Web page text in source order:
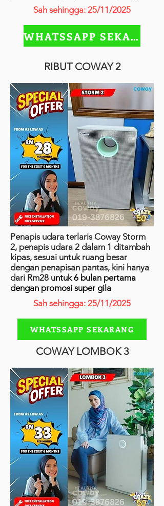
Sah sehingga: 25/11/2025
WHATSSAPP SEKARANG
RIBUT COWAY 2
Penapis udara terlaris Coway Storm
2, penapis udara 2 dalam 1 ditambah
kipas, sesuai untuk ruang besar
dengan penapisan pantas, kini hanya
dari Rm28 untuk 6 bulan pertama
dengan promosi super gila
Sah sehingga: 25/11/2025
WHATSSAPP SEKARANG
COWAY LOMBOK 3